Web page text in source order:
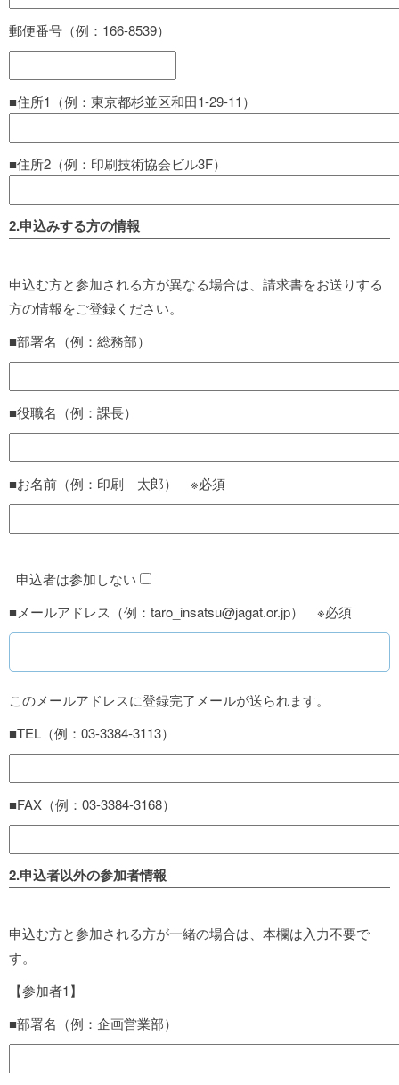
郵便番号（例：166-8539）
■住所1（例：東京都杉並区和田1-29-11）
■住所2（例：印刷技術協会ビル3F）
2.申込みする方の情報
申込む方と参加される方が異なる場合は、請求書をお送りする
方の情報をご登録ください。
■部署名（例：総務部）
■役職名（例：課長）
■お名前（例：印刷 太郎） ※必須
申込者は参加しない
■メールアドレス（例：taro_insatsu@jagat.or.jp） ※必須
このメールアドレスに登録完了メールが送られます。
■TEL（例：03-3384-3113）
■FAX（例：03-3384-3168）
2.申込者以外の参加者情報
申込む方と参加される方が一緒の場合は、本欄は入力不要で
す。
【参加者1】
■部署名（例：企画営業部）